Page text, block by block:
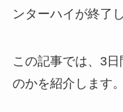
ンターハイが終了
この記事では、3
のかを紹介します。